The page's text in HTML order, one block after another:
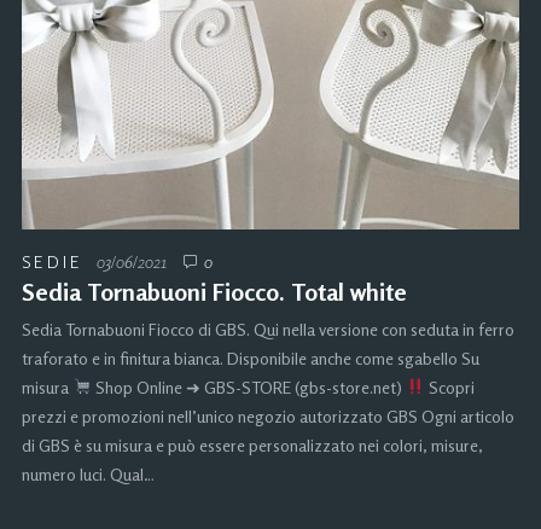
SEDIE 03/06/2021 0
Sedia Tornabuoni Fiocco. Total white
Sedia Tornabuoni Fiocco di GBS. Qui nella versione con seduta in ferro
traforato e in finitura bianca. Disponibile anche come sgabello Su
misura
Shop Online ➜ GBS-STORE (gbs-store.net)
Scopri
prezzi e promozioni nell’unico negozio autorizzato GBS Ogni articolo
di GBS è su misura e può essere personalizzato nei colori, misure,
numero luci. Qual…